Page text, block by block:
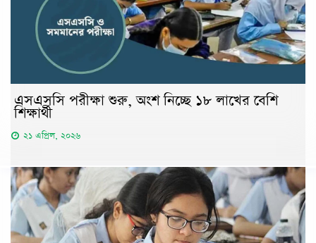
এসএসসি পরীক্ষা শুরু, অংশ নিচ্ছে ১৮ লাখের বেশি
শিক্ষার্থী
২১ এপ্রিল, ২০২৬